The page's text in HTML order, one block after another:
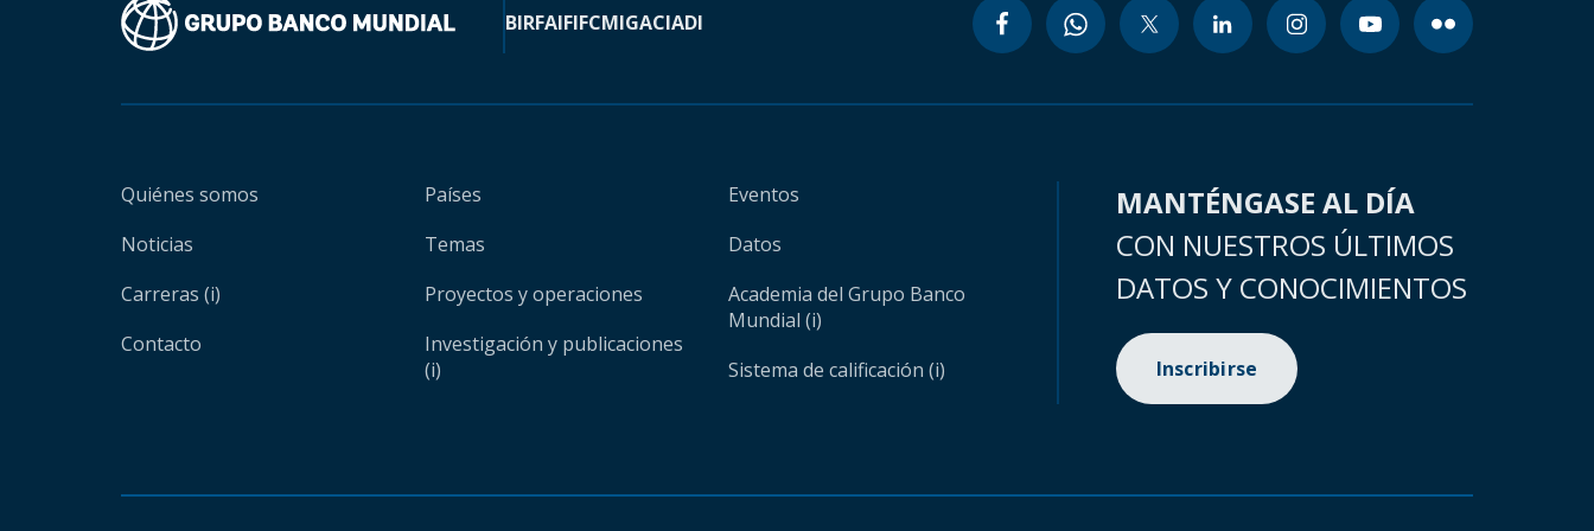
BIRFAIFIFCMIGACIADI
Quiénes somos
Noticias
Carreras (i)
Contacto
Países
Temas
Proyectos y operaciones
Investigación y publicaciones
(i)
Eventos
Datos
Academia del Grupo Banco
Mundial (i)
Sistema de calificación (i)
MANTÉNGASE AL DÍA
CON NUESTROS ÚLTIMOS
DATOS Y CONOCIMIENTOS
Inscribirse